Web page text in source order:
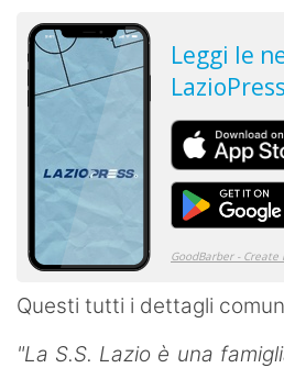
Questi tutti i dettagli
"La S.S. Lazio è una